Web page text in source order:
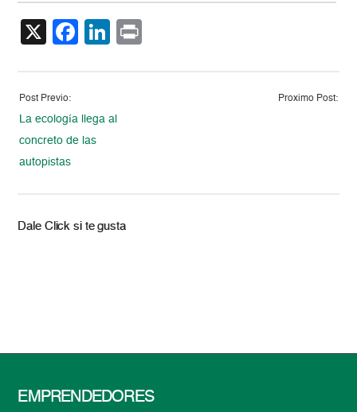
X Facebook
LinkedIn
Post Previo:
La ecología llega al
concreto de las
autopistas
Proximo Post:
Dale Click si te gusta
EMPRENDEDORES